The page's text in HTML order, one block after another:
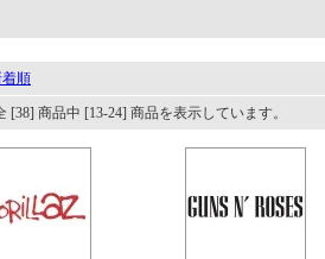
着順
[38] 商品中 [13-24] 商品を表示しています。